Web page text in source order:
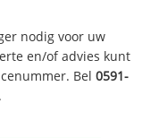
nodig voor uw
en/of advies kunt
Bel0591-
.